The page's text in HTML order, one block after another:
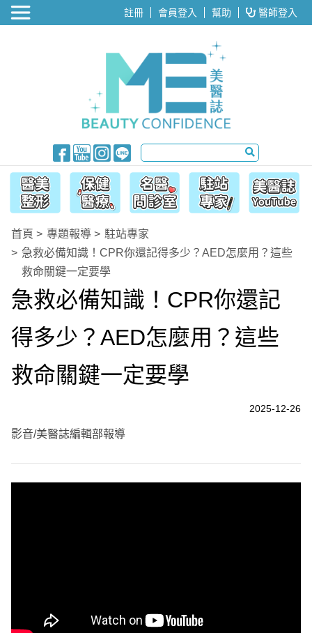
醫美整形 註冊 會員登入 幫助 醫師登入
首頁 專題報導
駐站專家
急救必備知識！CPR你還記得多少？AED怎麼用？這些
救命關鍵一定要學
急救必備知識！CPR你還記
得多少？AED怎麼用？這些
救命關鍵一定要學
2025-12-26
影音/美醫誌編輯部報導